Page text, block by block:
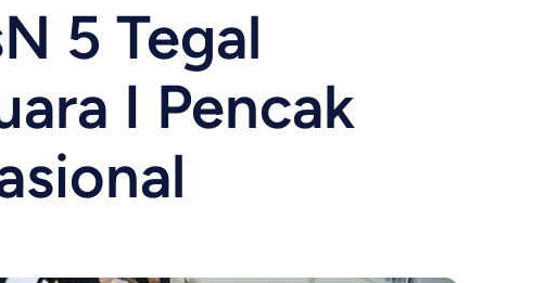
5 Tegal
I Pencak